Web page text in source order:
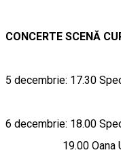
CONCERTE SCENĂ
5 decembrie: 17.30
6 decembrie: 18.00
19.00 Oana